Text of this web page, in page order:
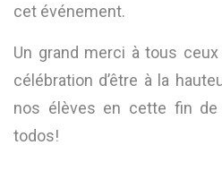
cet événement.
Un grand merci à tous
célébration d’être à la
nos élèves en cette fin de
todos!